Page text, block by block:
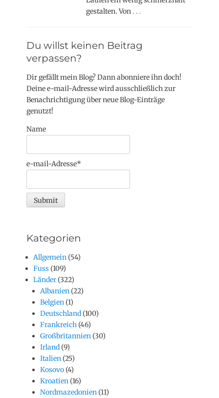
gestalten. Von . . .
Du willst keinen Beitrag
verpassen?
Dir gefällt mein Blog? Dann abonniere ihn doch!
Deine e-mail-Adresse wird ausschließlich zur
Benachrichtigung über neue Blog-Einträge
genutzt!
Name
e-mail-Adresse*
Kategorien
Allgemein (54)
Fuss (109)
Länder (322)
Albanien (22)
Belgien (1)
Deutschland (100)
Frankreich (46)
Großbritannien (30)
Irland (9)
Italien (25)
Kosovo (4)
Kroatien (16)
Nordmazedonien (11)